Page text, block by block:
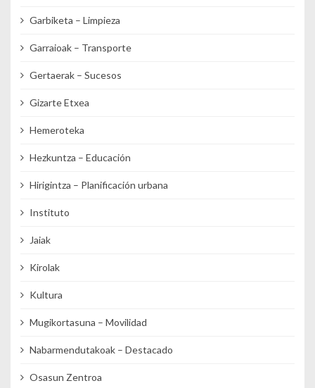
Garbiketa – Limpieza
Garraioak – Transporte
Gertaerak – Sucesos
Gizarte Etxea
Hemeroteka
Hezkuntza – Educación
Hirigintza – Planificación urbana
Instituto
Jaiak
Kirolak
Kultura
Mugikortasuna – Movilidad
Nabarmendutakoak – Destacado
Osasun Zentroa